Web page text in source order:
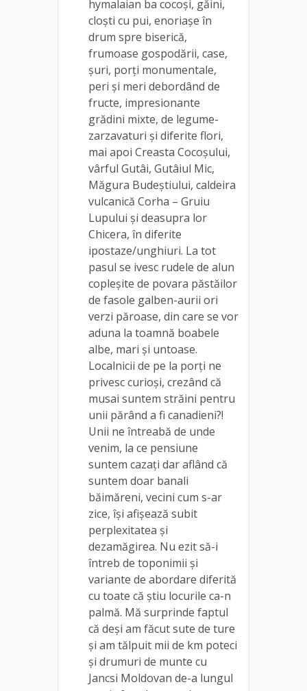
hymalaian ba cocoși, găini,
cloști cu pui, enoriașe în
drum spre biserică,
frumoase gospodării, case,
șuri, porți monumentale,
peri și meri debordând de
fructe, impresionante
grădini mixte, de legume-
zarzavaturi și diferite flori,
mai apoi Creasta Cocoșului,
vârful Gutâi, Gutâiul Mic,
Măgura Budeștiului, caldeira
vulcanică Corha – Gruiu
Lupului și deasupra lor
Chicera, în diferite
ipostaze/unghiuri. La tot
pasul se ivesc rudele de alun
copleșite de povara păstăilor
de fasole galben-aurii ori
verzi păroase, din care se vor
aduna la toamnă boabele
albe, mari și untoase.
Localnicii de pe la porți ne
privesc curioși, crezând că
musai suntem străini pentru
unii părând a fi canadieni?!
Unii ne întreabă de unde
venim, la ce pensiune
suntem cazați dar aflând că
suntem doar banali
băimăreni, vecini cum s-ar
zice, își afișează subit
perplexitatea și
dezamăgirea. Nu ezit să-i
întreb de toponimii și
variante de abordare diferită
cu toate că știu locurile ca-n
palmă. Mă surprinde faptul
că deși am făcut sute de ture
și am tălpuit mii de km poteci
și drumuri de munte cu
Jancsi Moldovan de-a lungul